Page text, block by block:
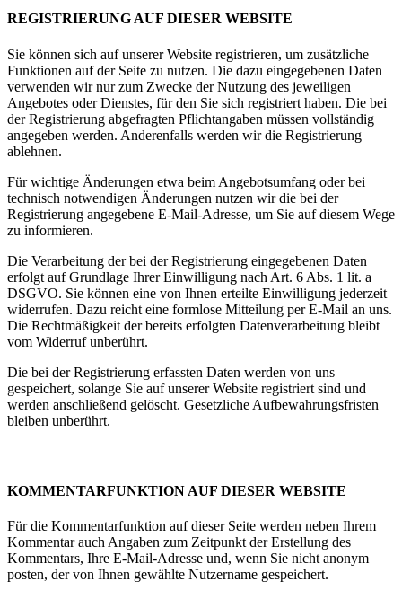
REGISTRIERUNG AUF DIESER WEBSITE
Sie können sich auf unserer Website registrieren, um zusätzliche
Funktionen auf der Seite zu nutzen. Die dazu eingegebenen Daten
verwenden wir nur zum Zwecke der Nutzung des jeweiligen
Angebotes oder Dienstes, für den Sie sich registriert haben. Die bei
der Registrierung abgefragten Pflichtangaben müssen vollständig
angegeben werden. Anderenfalls werden wir die Registrierung
ablehnen.
Für wichtige Änderungen etwa beim Angebotsumfang oder bei
technisch notwendigen Änderungen nutzen wir die bei der
Registrierung angegebene E-Mail-Adresse, um Sie auf diesem Wege
zu informieren.
Die Verarbeitung der bei der Registrierung eingegebenen Daten
erfolgt auf Grundlage Ihrer Einwilligung nach Art. 6 Abs. 1 lit. a
DSGVO. Sie können eine von Ihnen erteilte Einwilligung jederzeit
widerrufen. Dazu reicht eine formlose Mitteilung per E-Mail an uns.
Die Rechtmäßigkeit der bereits erfolgten Datenverarbeitung bleibt
vom Widerruf unberührt.
Die bei der Registrierung erfassten Daten werden von uns
gespeichert, solange Sie auf unserer Website registriert sind und
werden anschließend gelöscht. Gesetzliche Aufbewahrungsfristen
bleiben unberührt.
KOMMENTARFUNKTION AUF DIESER WEBSITE
Für die Kommentarfunktion auf dieser Seite werden neben Ihrem
Kommentar auch Angaben zum Zeitpunkt der Erstellung des
Kommentars, Ihre E-Mail-Adresse und, wenn Sie nicht anonym
posten, der von Ihnen gewählte Nutzername gespeichert.